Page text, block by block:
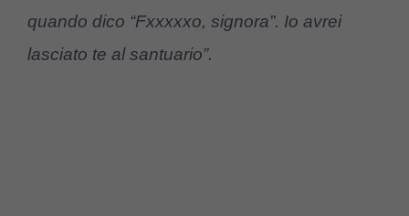
quando dico “Fxxxxxo, signora”. Io avrei
lasciato te al santuario”.